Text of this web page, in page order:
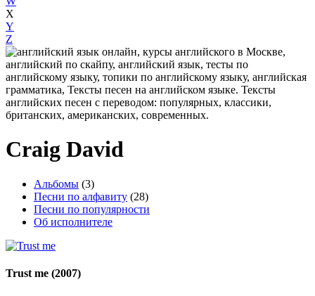
X
Y
Z
Craig David
Альбомы (3)
Песни по алфавиту (28)
Песни по популярности
Об исполнителе
Trust me (2007)